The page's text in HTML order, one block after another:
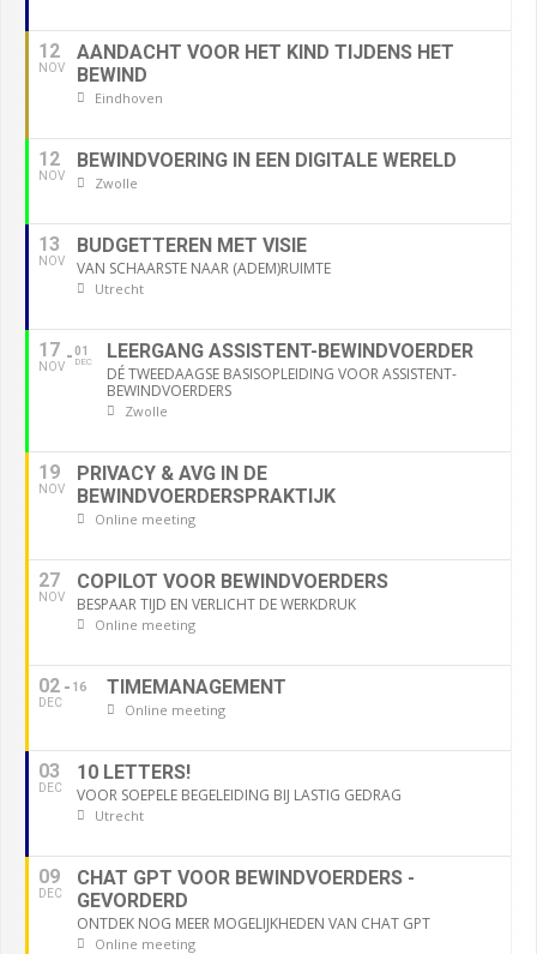
12
NOV
AANDACHT VOOR HET KIND TIJDENS HET
BEWIND
Eindhoven
12
NOV
BEWINDVOERING IN EEN DIGITALE WERELD
Zwolle
13
NOV
BUDGETTEREN MET VISIE
VAN SCHAARSTE NAAR (ADEM)RUIMTE
Utrecht
17
NOV
01
DEC LEERGANG ASSISTENT-BEWINDVOERDER
DÉ TWEEDAAGSE BASISOPLEIDING VOOR ASSISTENT-
BEWINDVOERDERS
Zwolle
19
NOV
PRIVACY & AVG IN DE
BEWINDVOERDERSPRAKTIJK
Online meeting
27
NOV
COPILOT VOOR BEWINDVOERDERS
BESPAAR TIJD EN VERLICHT DE WERKDRUK
Online meeting
02
DEC
16 TIMEMANAGEMENT
Online meeting
03
DEC
10 LETTERS!
VOOR SOEPELE BEGELEIDING BIJ LASTIG GEDRAG
Utrecht
09
DEC
CHAT GPT VOOR BEWINDVOERDERS -
GEVORDERD
ONTDEK NOG MEER MOGELIJKHEDEN VAN CHAT GPT
Online meeting